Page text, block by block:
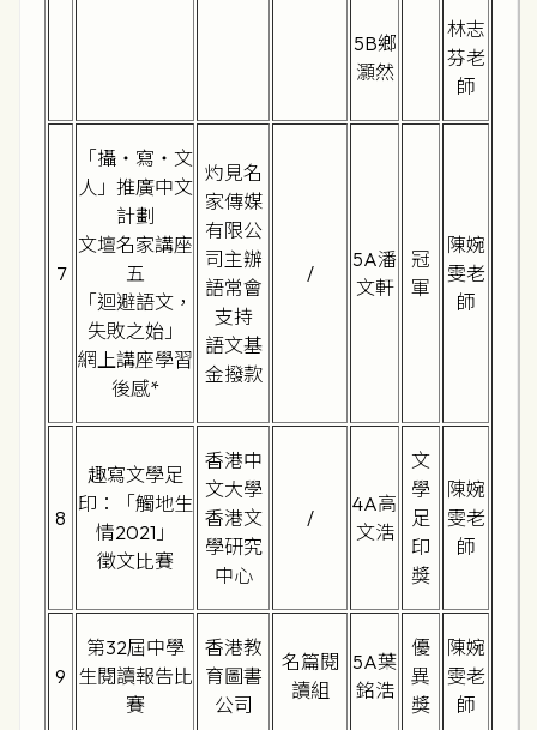
5B鄉
灝然
林志
芬老
師
7
「攝‧寫‧文
人」推廣中文
計劃
文壇名家講座
五
「迴避語文，
失敗之始」
網上講座學習
後感*
灼見名
家傳媒
有限公
司主辦
語常會
支持
語文基
金撥款
/
5A潘
文軒
冠
軍
陳婉
雯老
師
8
趣寫文學足
印：「觸地生
情2021」
徵文比賽
香港中
文大學
香港文
學研究
中心
/
4A高
文浩
文
學
足
印
獎
陳婉
雯老
師
9
第32屆中學
生閱讀報告比
賽
香港教
育圖書
公司
名篇閱
讀組
5A葉
銘浩
優
異
獎
陳婉
雯老
師